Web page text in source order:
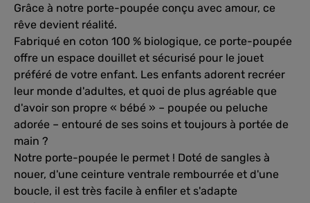
Grâce à notre porte-poupée conçu avec amour, ce
rêve devient réalité.
Fabriqué en coton 100 % biologique, ce porte-poupée
offre un espace douillet et sécurisé pour le jouet
préféré de votre enfant. Les enfants adorent recréer
leur monde d'adultes, et quoi de plus agréable que
d'avoir son propre « bébé » – poupée ou peluche
adorée – entouré de ses soins et toujours à portée de
main ?
Notre porte-poupée le permet ! Doté de sangles à
nouer, d'une ceinture ventrale rembourrée et d'une
boucle, il est très facile à enfiler et s'adapte